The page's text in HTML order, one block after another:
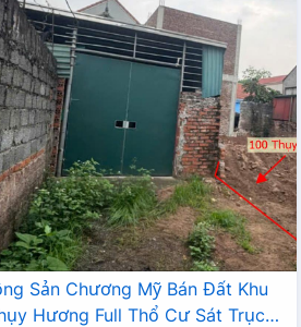
Sản Chương Mỹ Bán Đất Khu
Hương Full Thổ Cư Sát Trục